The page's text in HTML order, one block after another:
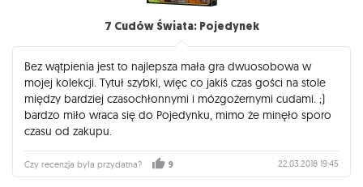
7 Cudów Świata: Pojedynek
Bez wątpienia jest to najlepsza mała gra dwuosobowa w
mojej kolekcji. Tytuł szybki, więc co jakiś czas gości na stole
między bardziej czasochłonnymi i mózgożernymi cudami. ;)
bardzo miło wraca się do Pojedynku, mimo że minęło sporo
czasu od zakupu.
Czy recenzja była przydatna? 9 22.03.2018 19:45